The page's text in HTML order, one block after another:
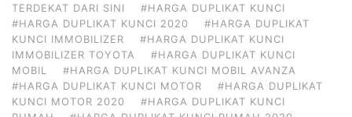
TERDEKAT DARI SINI
#HARGA DUPLIKAT KUNCI
#HARGA DUPLIKAT KUNCI 2020
#HARGA DUPLIKAT
KUNCI IMMOBILIZER
#HARGA DUPLIKAT KUNCI
IMMOBILIZER TOYOTA
#HARGA DUPLIKAT KUNCI
MOBIL
#HARGA DUPLIKAT KUNCI MOBIL AVANZA
#HARGA DUPLIKAT KUNCI MOTOR
#HARGA DUPLIKAT
KUNCI MOTOR 2020
#HARGA DUPLIKAT KUNCI